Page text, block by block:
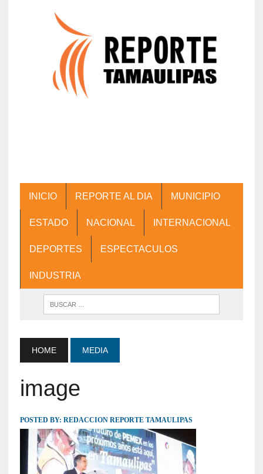
INICIO REPORTE AL DIA MUNICIPIO
ESTADO NACIONAL INTERNACIONAL
DEPORTES ESPECTACULOS
INDUSTRIA
HOME MEDIA
image
POSTED BY: REDACCION REPORTE TAMAULIPAS